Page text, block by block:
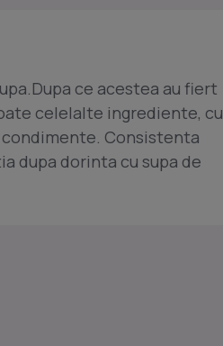
ce acestea au fiert
celelalte ingrediente, cu
Consistenta
dupa dorinta cu supa de